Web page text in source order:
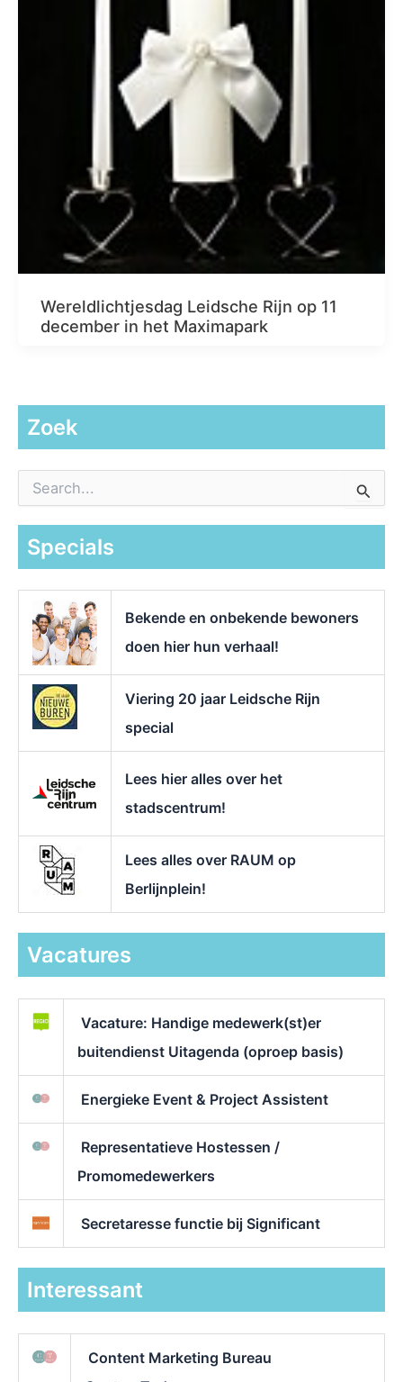
Wereldlichtjesdag Leidsche Rijn op 11
december in het Maximapark
Zoek
a
Specials
Bekende en onbekende bewoners
doen hier hun verhaal!
Viering 20 jaar Leidsche Rijn
special
Lees hier alles over het
stadscentrum!
Lees alles over RAUM op
Berlijnplein!
Vacatures
Vacature: Handige medewerk(st)er
buitendienst Uitagenda (oproep basis)
Energieke Event & Project Assistent
Representatieve Hostessen /
Promomedewerkers
Secretaresse functie bij Significant
Interessant
Content Marketing Bureau